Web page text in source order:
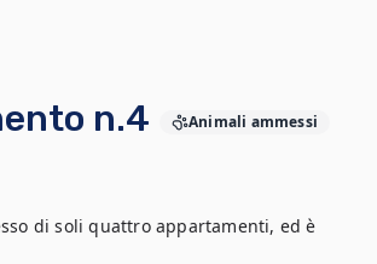
n.4 Animali ammessi
di soli quattro appartamenti, ed è